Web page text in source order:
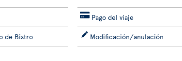
Pago del viaje
de Bistro Modificación/anulación